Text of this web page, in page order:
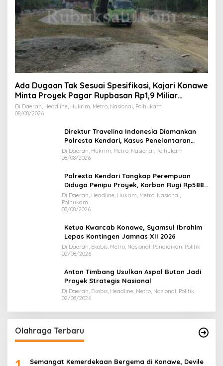
Ada Dugaan Tak Sesuai Spesifikasi, Kajari Konawe
Minta Proyek Pagar Rupbasan Rp1,9 Miliar
Dihentikan
Di Daerah, Headline, Hukrim, Metro, Nasional, Polhukam
08/08/2026
Direktur Travelina Indonesia Diamankan
Polresta Kendari, Kasus Penelantaran
Jemaah Umrah Masuk Babak Baru
Di Daerah, Hukrim, Metro, Nasional, Polhukam
08/08/2026
Polresta Kendari Tangkap Perempuan
Diduga Penipu Proyek, Korban Rugi Rp588,1
Juta
Di Daerah, Headline, Hukrim, Metro, Nasional,
Polhukam
08/08/2026
Ketua Kwarcab Konawe, Syamsul Ibrahim
Lepas Kontingen Jamnas XII 2026
Di Daerah, Ekobis, Metro, Nasional, Pendidikan, Politik
02/08/2026
Anton Timbang Usulkan Aspal Buton Jadi
Proyek Strategis Nasional
Di Daerah, Ekobis, Headline, Metro, Nasional, Politik
02/08/2026
Olahraga Terbaru
Semangat Kemerdekaan Bergema di Konawe, Devile